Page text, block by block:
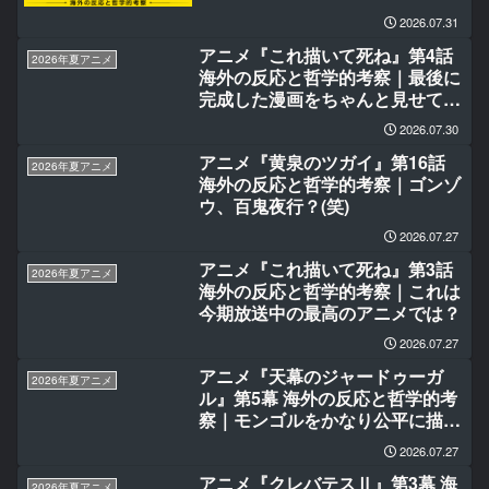
2026.07.31
2026年夏アニメ
アニメ『これ描いて死ね』第4話
海外の反応と哲学的考察｜最後に
完成した漫画をちゃんと見せてく
2026.07.30
2026年夏アニメ
アニメ『黄泉のツガイ』第16話
海外の反応と哲学的考察｜ゴンゾ
ウ、百鬼夜行？(笑)
2026.07.27
2026年夏アニメ
アニメ『これ描いて死ね』第3話
海外の反応と哲学的考察｜これは
今期放送中の最高のアニメでは？
2026.07.27
2026年夏アニメ
アニメ『天幕のジャードゥーガ
ル』第5幕 海外の反応と哲学的考
察｜モンゴルをかなり公平に描い
ていることに結構感心している
2026.07.27
アニメ『クレバテスⅡ』第3幕 海